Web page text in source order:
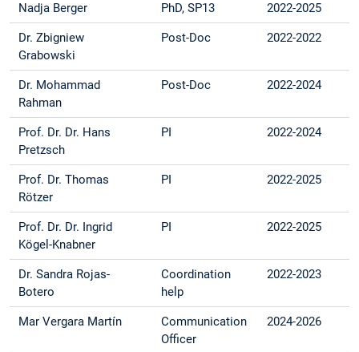
Nadja Berger PhD, SP13 2022-2025
Dr. Zbigniew
Grabowski
Post-Doc 2022-2022
Dr. Mohammad
Rahman
Post-Doc 2022-2024
Prof. Dr. Dr. Hans
Pretzsch
PI 2022-2024
Prof. Dr. Thomas
Rötzer
PI 2022-2025
Prof. Dr. Dr. Ingrid
Kögel-Knabner
PI 2022-2025
Dr. Sandra Rojas-
Botero
Coordination
help
2022-2023
Mar Vergara Martín
Communication
Officer
2024-2026